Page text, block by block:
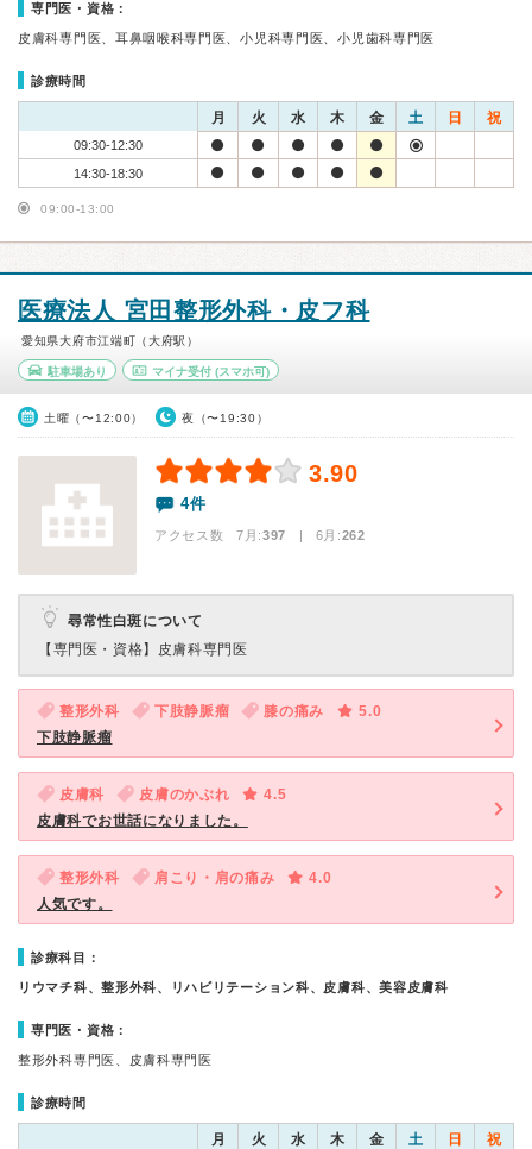
専門医・資格：
皮膚科専門医、耳鼻咽喉科専門医、小児科専門医、小児歯科専門医
診療時間
月 火 水 木 金 土 日 祝
09:30-12:30
14:30-18:30
09:00-13:00
医療法人 宮田整形外科・皮フ科
愛知県大府市江端町（大府駅）
駐車場あり マイナ受付(スマホ可)
土曜（〜12:00） 夜（〜19:30）
3.90
4件
アクセス数 7月:397 | 6月:262
尋常性白斑について
【専門医・資格】 皮膚科専門医
整形外科 下肢静脈瘤 膝の痛み
5.0
下肢静脈瘤
皮膚科 皮膚のかぶれ
4.5
皮膚科でお世話になりました。
整形外科 肩こり・肩の痛み
4.0
人気です。
診療科目：
リウマチ科、整形外科、リハビリテーション科、皮膚科、美容皮膚科
専門医・資格：
整形外科専門医、皮膚科専門医
診療時間
月 火 水 木 金 土 日 祝